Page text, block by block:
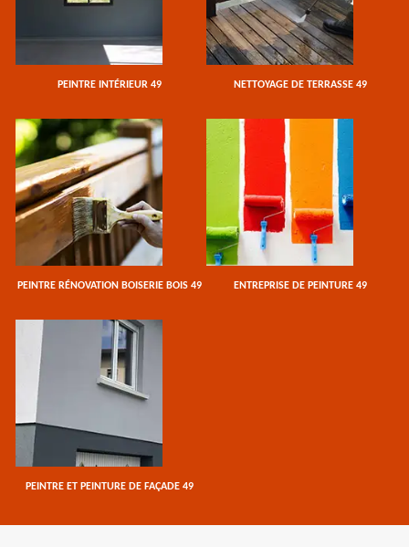
PEINTRE INTÉRIEUR 49 NETTOYAGE DE TERRASSE 49
PEINTRE RÉNOVATION BOISERIE BOIS 49 ENTREPRISE DE PEINTURE 49
PEINTRE ET PEINTURE DE FAÇADE 49